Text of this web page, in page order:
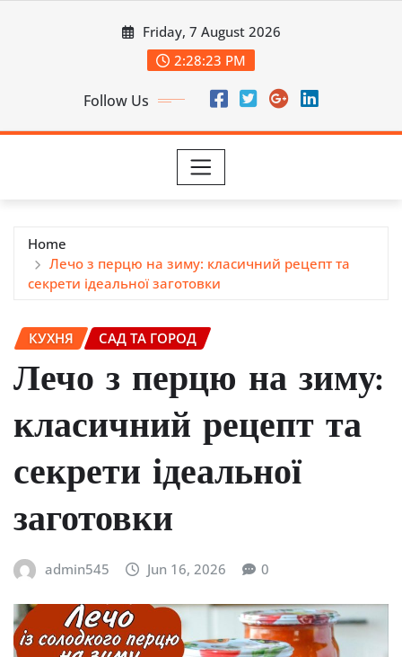
Friday, 7 August 2026
2:28:25 PM
Follow Us
Home
Лечо з перцю на зиму: класичний рецепт та
секрети ідеальної заготовки
КУХНЯ САД ТА ГОРОД
Лечо з перцю на зиму:
класичний рецепт та
секрети ідеальної
заготовки
admin545 Jun 16, 2026 0